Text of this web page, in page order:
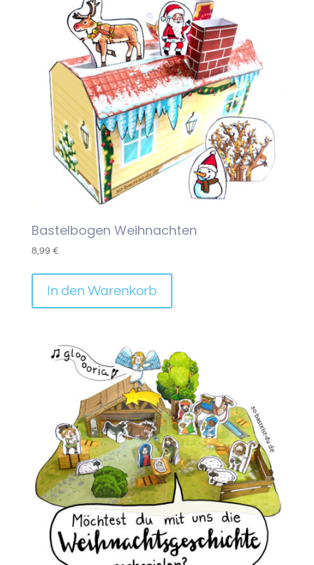
Bastelbogen Weihnachten
8,99 €
In den Warenkorb